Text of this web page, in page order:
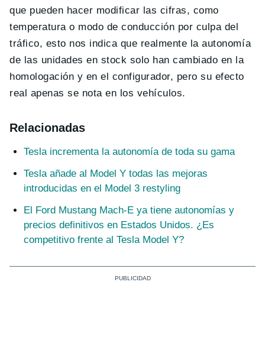
que pueden hacer modificar las cifras, como
temperatura o modo de conducción por culpa del
tráfico, esto nos indica que realmente la autonomía
de las unidades en stock solo han cambiado en la
homologación y en el configurador, pero su efecto
real apenas se nota en los vehículos.
Relacionadas
Tesla incrementa la autonomía de toda su gama
Tesla añade al Model Y todas las mejoras
introducidas en el Model 3 restyling
El Ford Mustang Mach-E ya tiene autonomías y
precios definitivos en Estados Unidos. ¿Es
competitivo frente al Tesla Model Y?